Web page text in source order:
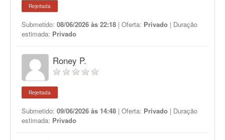
Rejeitada
Submetido: 08/06/2026 às 22:18 | Oferta: Privado | Duração
estimada: Privado
Roney P.
Rejeitada
Submetido: 09/06/2026 às 14:48 | Oferta: Privado | Duração
estimada: Privado